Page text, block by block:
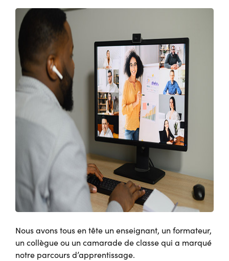
Nous avons tous en tête un enseignant, un formateur,
un collègue ou un camarade de classe qui a marqué
notre parcours d’apprentissage.